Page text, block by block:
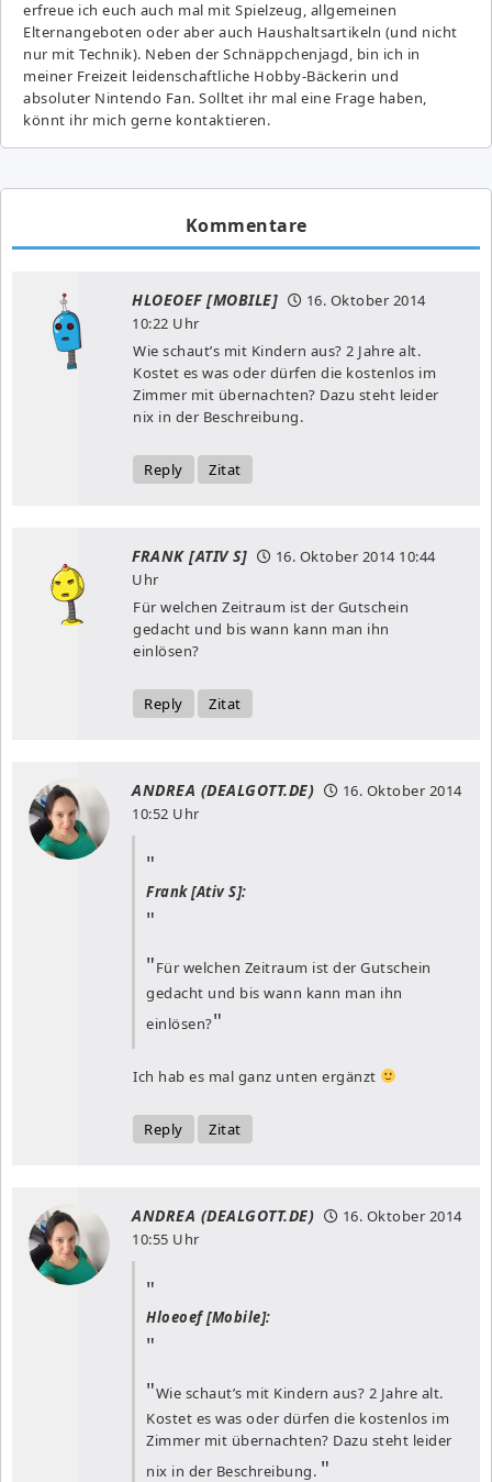
erfreue ich euch auch mal mit Spielzeug, allgemeinen
Elternangeboten oder aber auch Haushaltsartikeln (und nicht
nur mit Technik). Neben der Schnäppchenjagd, bin ich in
meiner Freizeit leidenschaftliche Hobby-Bäckerin und
absoluter Nintendo Fan. Solltet ihr mal eine Frage haben,
könnt ihr mich gerne kontaktieren.
Kommentare
HLOEOEF [MOBILE]
16. Oktober 2014
10:22 Uhr
Wie schaut’s mit Kindern aus? 2 Jahre alt.
Kostet es was oder dürfen die kostenlos im
Zimmer mit übernachten? Dazu steht leider
nix in der Beschreibung.
Reply Zitat
FRANK [ATIV S] 16. Oktober 201410:44
Uhr
Für welchen Zeitraum ist der Gutschein
gedacht und bis wann kann man ihn
einlösen?
Reply Zitat
ANDREA (DEALGOTT.DE)
16. Oktober 2014
10:52 Uhr
Frank [Ativ S]:
Für welchen Zeitraum ist der Gutschein
gedacht und bis wann kann man ihn
einlösen?
Ich hab es mal ganz unten ergänzt
Reply Zitat
ANDREA (DEALGOTT.DE)
16. Oktober 2014
10:55 Uhr
Hloeoef [Mobile]:
Wie schaut’s mit Kindern aus? 2 Jahre alt.
Kostet es was oder dürfen die kostenlos im
Zimmer mit übernachten? Dazu steht leider
nix in der Beschreibung.